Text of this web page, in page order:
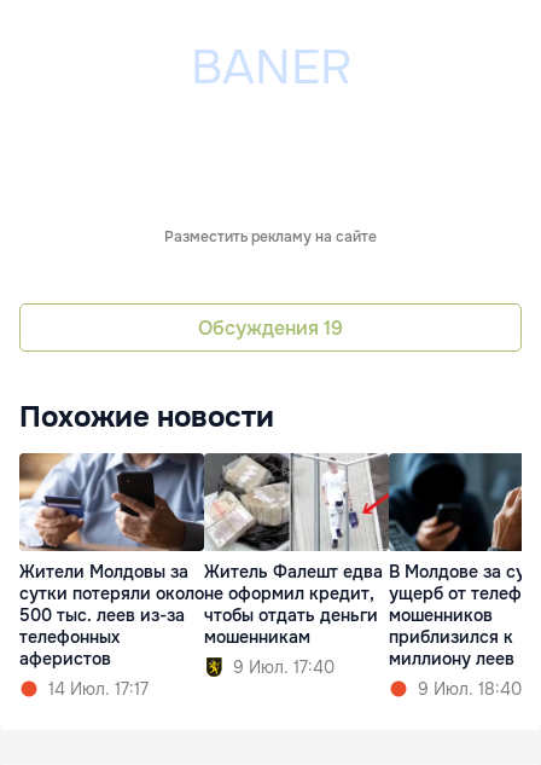
Разместить рекламу на сайте
Обсуждения 19
Похожие новости
Жители Молдовы за
сутки потеряли около
500 тыс. леев из-за
телефонных
аферистов
14 Июл. 17:17
Житель Фалешт едва
не оформил кредит,
чтобы отдать деньги
мошенникам
9 Июл. 17:40
В Молдове за
ущерб от
мошенников
приблизился к
миллиону леев
9 Июл. 18:40